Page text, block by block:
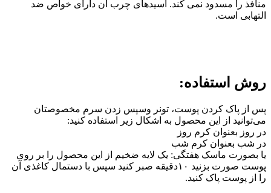
منافذ را مسدود نمی کند. اسیدهای چرب آن دارای خواص ضد
التهابی است.
روش استفاده:
پس از پاک کردن پوست، تونر وسپس زدن سرم مخصوصتان
می‌توانید از این محصول به اشکال زیر استفاده کنید:
در روز بعنوان کرم روز
در شب بعنوان کرم شب
یا بصورت ماسک هفتگی: یک لایه ضخیم از این محصول را بر روی
پوست صورت بزنید ١٠دقیقه صبر کنید سپس با دستمال کاغذی آن
را از پوست پاک کنید.